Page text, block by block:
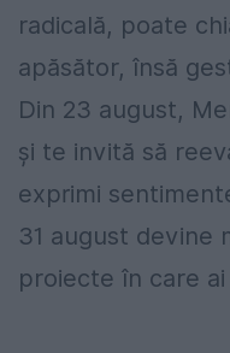
radicală, poate
apăsător, însă
Din 23 august,
și te invită să
exprimi
31 august devine
proiecte în care